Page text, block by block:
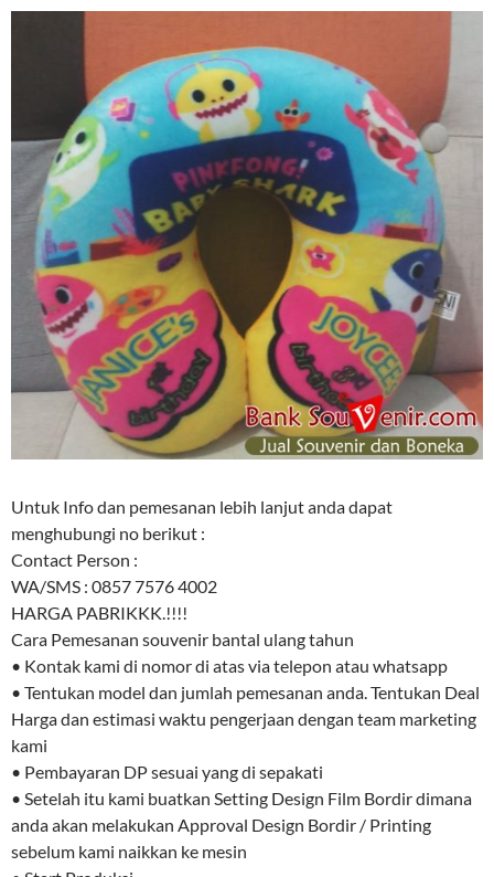
Untuk Info dan pemesanan lebih lanjut anda dapat
menghubungi no berikut :
Contact Person :
WA/SMS : 0857 7576 4002
HARGA PABRIKKK.!!!!
Cara Pemesanan souvenir bantal ulang tahun
• Kontak kami di nomor di atas via telepon atau whatsapp
• Tentukan model dan jumlah pemesanan anda. Tentukan Deal
Harga dan estimasi waktu pengerjaan dengan team marketing
kami
• Pembayaran DP sesuai yang di sepakati
• Setelah itu kami buatkan Setting Design Film Bordir dimana
anda akan melakukan Approval Design Bordir / Printing
sebelum kami naikkan ke mesin